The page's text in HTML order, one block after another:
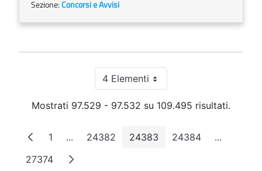
Sezione:Concorsi e Avvisi
4 ElementiPer pagina
Mostrati 97.529 - 97.532 su 109.495 risultati.
Pagina
1 ...Pagine intermedie
Pagina
24382 Pagina
24383 Pagina
24384 ...Pagine
Pagina
27374